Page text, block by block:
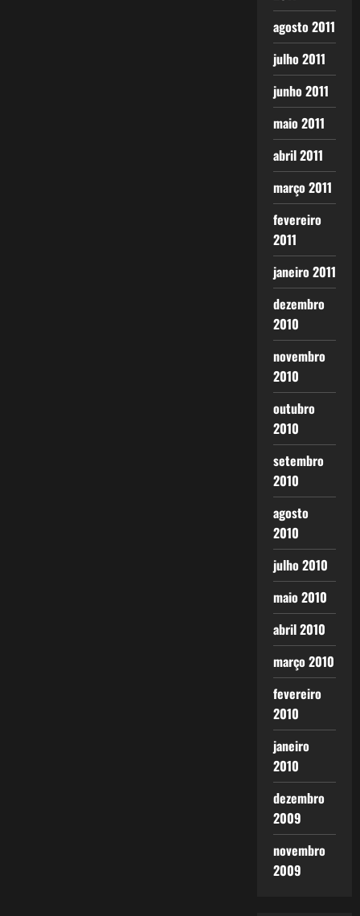
agosto 2011
julho 2011
junho 2011
maio 2011
abril 2011
março 2011
fevereiro
2011
janeiro 2011
dezembro
2010
novembro
2010
outubro
2010
setembro
2010
agosto
2010
julho 2010
maio 2010
abril 2010
março 2010
fevereiro
2010
janeiro
2010
dezembro
2009
novembro
2009